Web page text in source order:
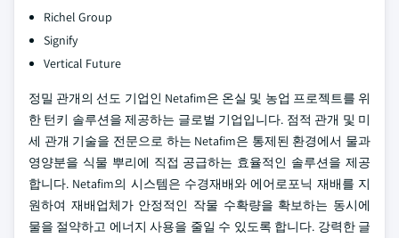
Richel Group
Signify
Vertical Future
정밀 관개의 선도 기업인 Netafim은 온실 및 농업 프로젝트를 위
한 턴키 솔루션을 제공하는 글로벌 기업입니다. 점적 관개 및 미
세 관개 기술을 전문으로 하는 Netafim은 통제된 환경에서 물과
영양분을 식물 뿌리에 직접 공급하는 효율적인 솔루션을 제공
합니다. Netafim의 시스템은 수경재배와 에어로포닉 재배를 지
원하여 재배업체가 안정적인 작물 수확량을 확보하는 동시에
물을 절약하고 에너지 사용을 줄일 수 있도록 합니다. 강력한 글